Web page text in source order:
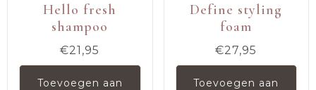
Hello fresh
shampoo
€21,95
Toevoegen aan
Define styling
foam
€27,95
Toevoegen aan